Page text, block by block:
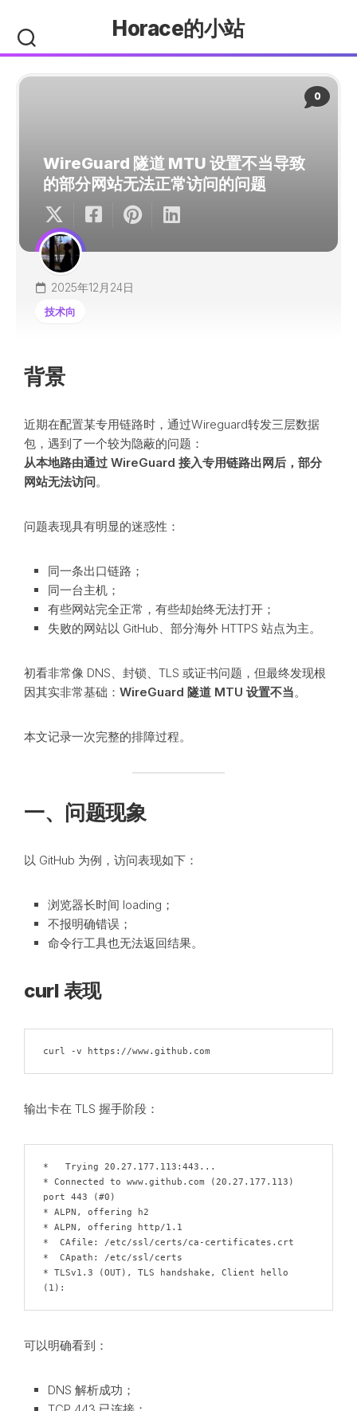
content
Horace的小站
0
WireGuard 隧道 MTU 设置不当导致
的部分网站无法正常访问的问题
2025年12月24日
技术向
背景
近期在配置某专用链路时，通过Wireguard转发三层数据
包，遇到了一个较为隐蔽的问题：
从本地路由通过 WireGuard 接入专用链路出网后，部分
网站无法访问。
问题表现具有明显的迷惑性：
同一条出口链路；
同一台主机；
有些网站完全正常，有些却始终无法打开；
失败的网站以 GitHub、部分海外 HTTPS 站点为主。
初看非常像 DNS、封锁、TLS 或证书问题，但最终发现根
因其实非常基础： WireGuard 隧道 MTU 设置不当。
本文记录一次完整的排障过程。
一、问题现象
以 GitHub 为例，访问表现如下：
浏览器长时间 loading；
不报明确错误；
命令行工具也无法返回结果。
curl 表现
curl -v https://www.github.com
输出卡在 TLS 握手阶段：
*   Trying 20.27.177.113:443...
* Connected to www.github.com (20.27.177.113)
port 443 (#0)
* ALPN, offering h2
* ALPN, offering http/1.1
*  CAfile: /etc/ssl/certs/ca-certificates.crt
*  CApath: /etc/ssl/certs
* TLSv1.3 (OUT), TLS handshake, Client hello
(1):
可以明确看到：
DNS 解析成功；